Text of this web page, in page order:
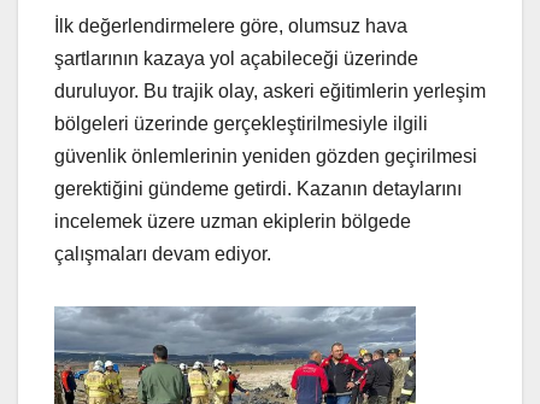
İlk değerlendirmelere göre, olumsuz hava
şartlarının kazaya yol açabileceği üzerinde
duruluyor. Bu trajik olay, askeri eğitimlerin yerleşim
bölgeleri üzerinde gerçekleştirilmesiyle ilgili
güvenlik önlemlerinin yeniden gözden geçirilmesi
gerektiğini gündeme getirdi. Kazanın detaylarını
incelemek üzere uzman ekiplerin bölgede
çalışmaları devam ediyor.